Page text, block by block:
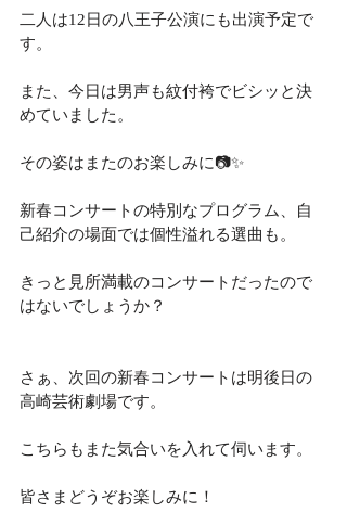
二人は12日の八王子公演にも出演予定で
す。
また、今日は男声も紋付袴でビシッと決
めていました。
その姿はまたのお楽しみに📷✨
新春コンサートの特別なプログラム、自
己紹介の場面では個性溢れる選曲も。
きっと見所満載のコンサートだったので
はないでしょうか？
さぁ、次回の新春コンサートは明後日の
高崎芸術劇場です。
こちらもまた気合いを入れて伺います。
皆さまどうぞお楽しみに！